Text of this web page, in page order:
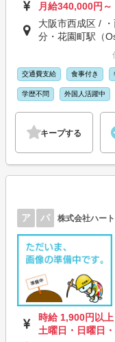
月給340,000円～
大阪市西成区 /
分・花園町駅（
交通費支給 食事付き
学歴不問 外国人活躍中
キープする
ア パ 株式会社ハー
時給 1,900円以上
土曜日・日曜日